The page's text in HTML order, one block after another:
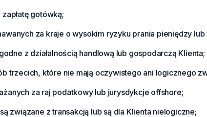
gotówką;
za kraje o wysokim ryzyku prania pieniędzy
z działalnością handlową lub gospodarczą Klienta;
trzecich, które nie mają oczywistego ani logicznego
za raj podatkowy lub jurysdykcje offshore;
związane z transakcją lub są dla Klienta nielogiczne;